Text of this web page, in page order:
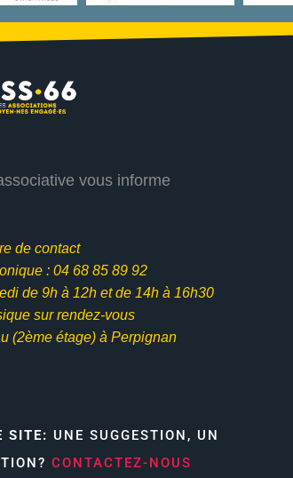
vous informe
de contact
: 04 68 85 89 92
de 9h à 12h etde 14h à 16h30
sur rendez-vous
(2ème étage) à Perpignan
SITE: UNE SUGGESTION, UN
CONTACTEZ-NOUS